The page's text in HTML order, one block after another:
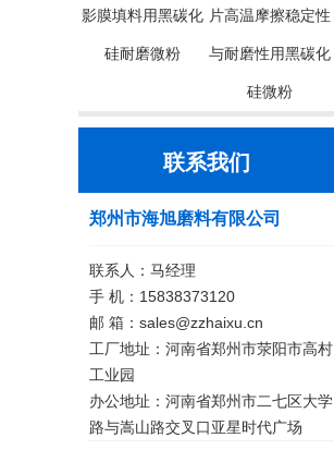
影膜填料用黑碳化
硅耐磨微粉
片高温摩擦稳定性
与耐磨性用黑碳化
硅微粉
联系我们
郑州市海旭磨料有限公司
联系人：马经理
手 机：15838373120
邮 箱：sales@zzhaixu.cn
工厂地址：河南省郑州市荥阳市高村
工业园
办公地址：河南省郑州市二七区大学
路与嵩山路交叉口亚星时代广场